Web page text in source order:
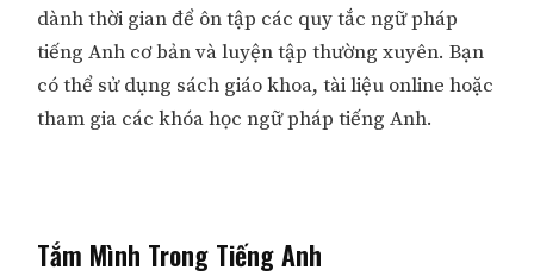
dành thời gian để ôn tập các quy tắc ngữ pháp
tiếng Anh cơ bản và luyện tập thường xuyên. Bạn
có thể sử dụng sách giáo khoa, tài liệu online hoặc
tham gia các khóa học ngữ pháp tiếng Anh.
Tắm Mình Trong Tiếng Anh